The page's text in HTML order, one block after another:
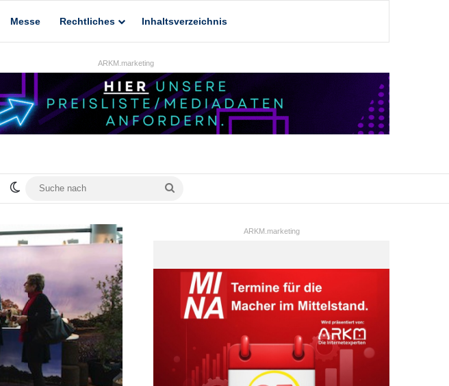
Messe Rechtliches Inhaltsverzeichnis
ARKM.marketing
MastodonSkin umschalten
ARKM.marketing